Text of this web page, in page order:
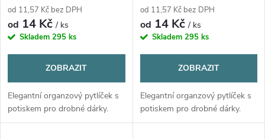
od 11,57 Kč bez DPH
od 14 Kč/ ks
Skladem 295 ks
ZOBRAZIT
Elegantní organzový pytlíček s
potiskem pro drobné dárky.
od 11,57 Kč bez DPH
od 14 Kč/ ks
Skladem 295 ks
ZOBRAZIT
Elegantní organzový pytlíček s
potiskem pro drobné dárky.